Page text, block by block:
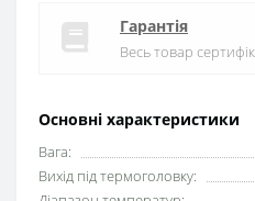
Основні характеристики
Вага:
Вихід під термоголовку:
Гарантія
Весь товар